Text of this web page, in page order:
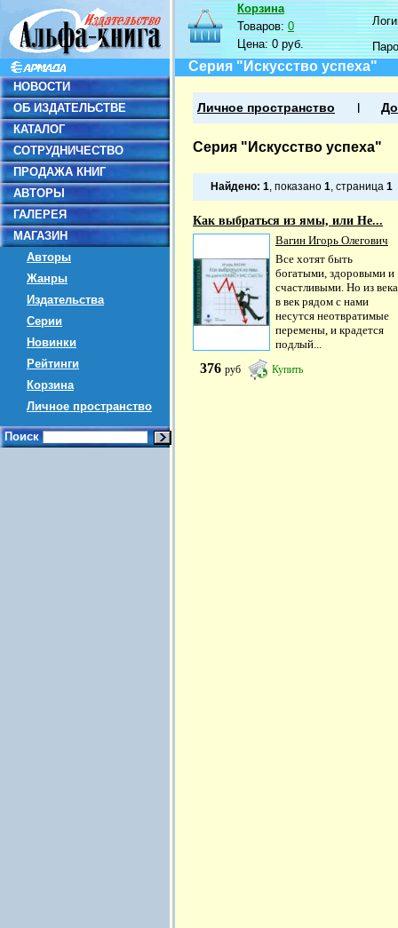
НОВОСТИ
ОБ ИЗДАТЕЛЬСТВЕ
КАТАЛОГ
СОТРУДНИЧЕСТВО
ПРОДАЖА КНИГ
АВТОРЫ
ГАЛЕРЕЯ
МАГАЗИН
Авторы
Жанры
Издательства
Серии
Новинки
Рейтинги
Корзина
Личное пространство
Поиск
Корзина
Товаров:0
Цена:0 руб.
Серия "Искусство успеха"
Личное пространство
Серия "Искусство успеха"
Найдено: 1, показано 1, страница 1
Как выбраться из ямы, или Не...
Вагин Игорь Олегович
Все хотят быть
богатыми, здоровыми и
счастливыми. Но из века
в век рядом с нами
несутся неотвратимые
перемены, и крадется
подлый...
376 руб Купить